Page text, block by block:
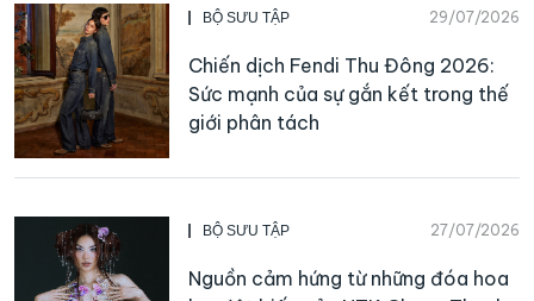
BỘ SƯU TẬP 29/07/2026
Chiến dịch Fendi Thu Đông 2026:
Sức mạnh của sự gắn kết trong thế
giới phân tách
BỘ SƯU TẬP 27/07/2026
Nguồn cảm hứng từ những đóa hoa